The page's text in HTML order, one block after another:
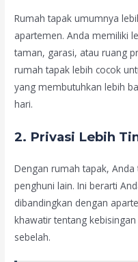
Rumah tapak umumnya
apartemen. Anda memiliki
taman, garasi, atau ruang
rumah tapak lebih cocok
yang membutuhkan lebih
hari.
2. Privasi Lebih
Dengan rumah tapak,
penghuni lain. Ini berarti
dibandingkan dengan
khawatir tentang
sebelah.